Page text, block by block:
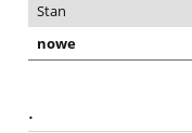
Stan
nowe
.